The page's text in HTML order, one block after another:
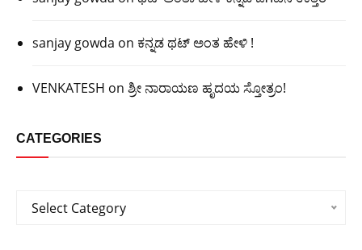
sanjay gowda on ಕನ್ನಡ ಥಟ್ ಅಂತ ಹೇಳಿ !
VENKATESH on ಶ್ರೀ ನಾರಾಯಣ ಹೃದಯ ಸ್ತೋತ್ರಂ!
CATEGORIES
Categories
Select Category